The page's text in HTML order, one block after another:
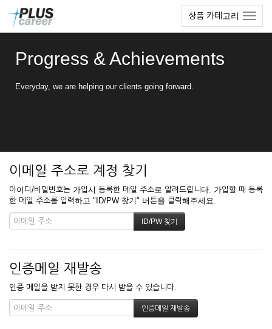
상품 카테고리
Progress & Achievements
Everyday, we are helping our clients going forward.
이메일 주소로 계정 찾기
아이디/비밀번호는 가입시 등록한 메일 주소로 알려드립니다. 가입할 때 등록
한 메일 주소를 입력하고 "ID/PW 찾기" 버튼을 클릭해주세요.
인증메일 재발송
인증 메일을 받지 못한 경우 다시 받을 수 있습니다.